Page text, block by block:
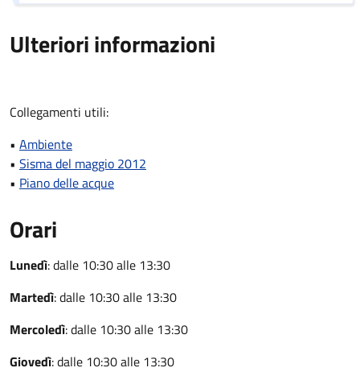
Ulteriori informazioni
Collegamenti utili:
• Ambiente
• Sisma del maggio 2012
• Piano delle acque
Orari
Lunedì: dalle 10:30 alle 13:30
Martedì: dalle 10:30 alle 13:30
Mercoledì: dalle 10:30 alle 13:30
Giovedì: dalle 10:30 alle 13:30